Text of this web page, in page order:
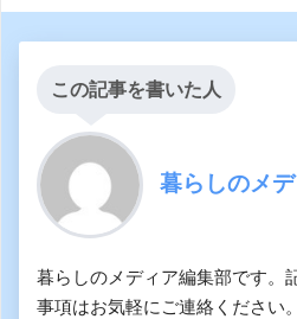
この記事を書いた人
暮らしのメ
暮らしのメディア編集部です。
事項はお気軽にご連絡ください